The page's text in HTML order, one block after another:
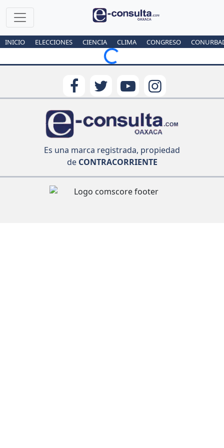
INICIO ELECCIONES CIENCIA CLIMA CONGRESO
Loading...
Es una marca registrada, propiedad
deCONTRACORRIENTE